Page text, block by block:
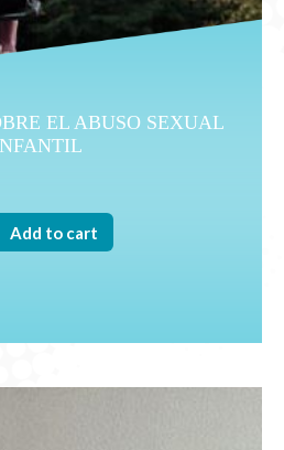
EL ABUSO SEXUAL
Add to cart